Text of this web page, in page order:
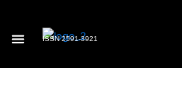
contenidoISSN 2591-3921